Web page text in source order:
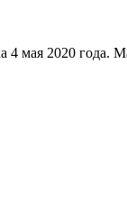
4 мая 2020